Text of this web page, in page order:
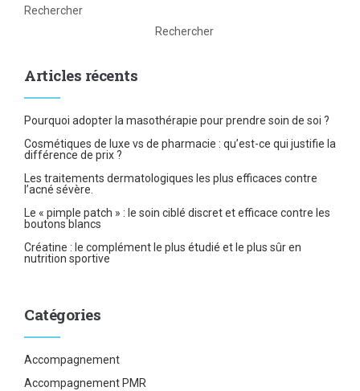
Rechercher
Rechercher
Articles récents
Pourquoi adopter la masothérapie pour prendre soin de soi ?
Cosmétiques de luxe vs de pharmacie : qu’est-ce qui justifie la
différence de prix ?
Les traitements dermatologiques les plus efficaces contre
l’acné sévère.
Le « pimple patch » : le soin ciblé discret et efficace contre les
boutons blancs
Créatine : le complément le plus étudié et le plus sûr en
nutrition sportive
Catégories
Accompagnement
Accompagnement PMR